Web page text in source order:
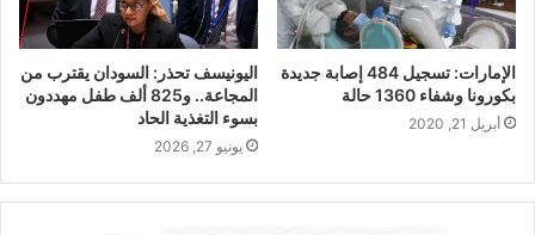
الإمارات: تسجيل 484 إصابة جديدة
بكورونا وشفاء 1360 حالة
أبريل 21, 2020
اليونيسف تحذر: السودان يقترب من
المجاعة.. و825 ألف طفل مهددون
بسوء التغذية الحاد
يونيو 27, 2026